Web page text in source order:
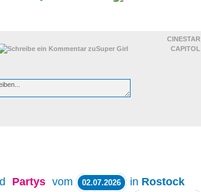
CINESTAR
CAPITOL
Partys vom 02.07.2026 in Rostock